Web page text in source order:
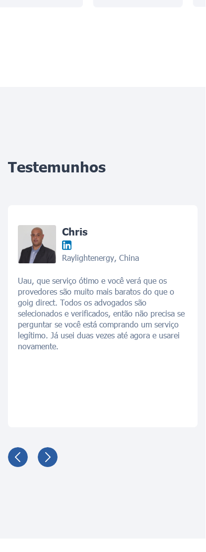
Testemunhos
Chris
Raylightenergy, China
Uau, que serviço ótimo e você verá que os
provedores são muito mais baratos do que o
goig direct. Todos os advogados são
selecionados e verificados, então não precisa se
perguntar se você está comprando um serviço
legítimo. Já usei duas vezes até agora e usarei
novamente.